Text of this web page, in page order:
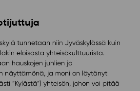
tunnetaan niin Jyväskylässä kuin
eloisasta yhteisökulttuurista.
hauskojen juhlien ja
näyttämönä, ja moni on löytänyt
”Kylästä”) yhteisön, johon voi pitää